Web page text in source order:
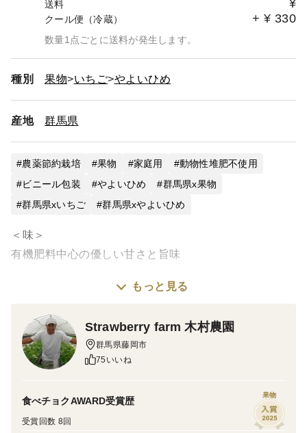
送料 ¥
クール便（冷蔵） + ¥ 330
数量1点ごとに送料が発生します。
種別 果物 いちご やよいひめ
産地 群馬県
農薬節約栽培 果物 家庭用
動物性堆肥不使用
ビニール包装
やよいひめ
群馬県x果物
群馬県xいちご
群馬県xやよいひめ
＜味＞
有機肥料中心の優しい甘さと旨味
が出てしまいます。そこを意識し管理してます。
＜産地の特徴＞
とにかく日照率の高い地区です。いちごが美味しくなる
＜品種など＞
もっと見る
Strawberry farm 木村農園
群馬県藤岡市
75いいね
食べチョクAWARD受賞歴
受賞回数 8回
果物